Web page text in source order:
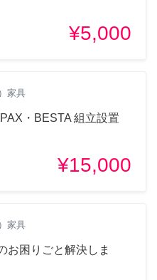
¥5,000
家具
・BESTA 組立設置
¥15,000
家具
お困りごと解決しま